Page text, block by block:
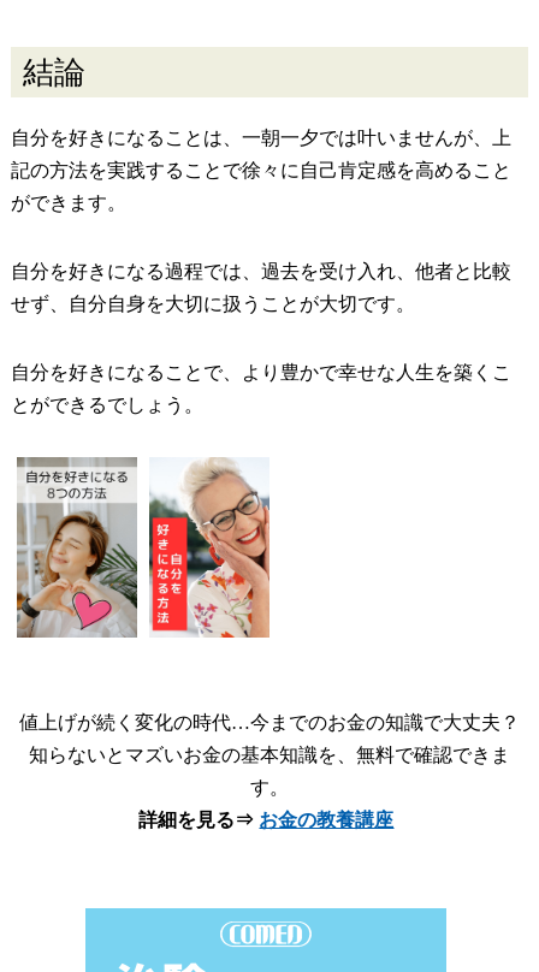
結論
自分を好きになることは、一朝一夕では叶いませんが、上
記の方法を実践することで徐々に自己肯定感を高めること
ができます。
自分を好きになる過程では、過去を受け入れ、他者と比較
せず、自分自身を大切に扱うことが大切です。
自分を好きになることで、より豊かで幸せな人生を築くこ
とができるでしょう。
値上げが続く変化の時代…今までのお金の知識で大丈夫？
知らないとマズいお金の基本知識を、無料で確認できま
す。
詳細を見る⇒ お金の教養講座